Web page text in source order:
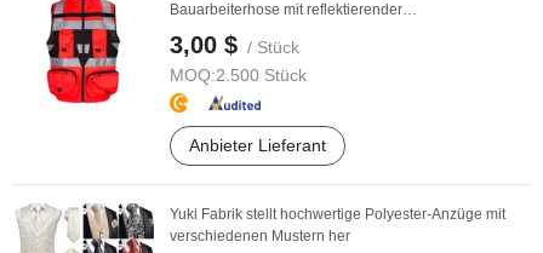
Bauarbeiterhose mit reflektierender
Sicherheitsfunktion ...
3,00 $ / Stück
MOQ:2.500 Stück
Anbieter Lieferant
Yuki Fabrik stellt hochwertige Polyester-Anzüge mit
verschiedenen Mustern her